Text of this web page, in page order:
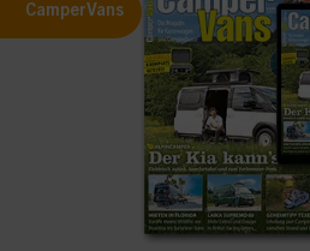
CamperVans